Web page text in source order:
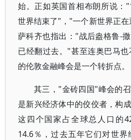
始。正如英国首相布朗所说：
世界结束了"，"一个新世界正
萨科齐也指出："战后盎格鲁-
已经翻过去。"甚至连奥巴马
的伦敦金融峰会是一个转折点。
其三，"金砖四国"峰会的
是新兴经济体中的佼佼者，构
这四个国家占全球总人口的
14.6％，过去五年它们对世